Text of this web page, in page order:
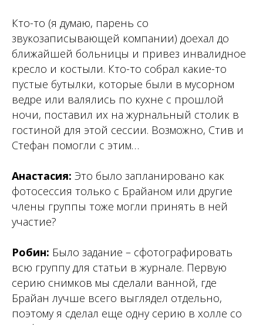
Кто-то (я думаю, парень со
звукозаписывающей компании) доехал до
ближайшей больницы и привез инвалидное
кресло и костыли. Кто-то собрал какие-то
пустые бутылки, которые были в мусорном
ведре или валялись по кухне с прошлой
ночи, поставил их на журнальный столик в
гостиной для этой сессии. Возможно, Стив и
Стефан помогли с этим…
Анастасия: Это было запланировано как
фотосессия только с Брайаном или другие
члены группы тоже могли принять в ней
участие?
Робин: Было задание – сфотографировать
всю группу для статьи в журнале. Первую
серию снимков мы сделали ванной, где
Брайан лучше всего выглядел отдельно,
поэтому я сделал еще одну серию в холле со